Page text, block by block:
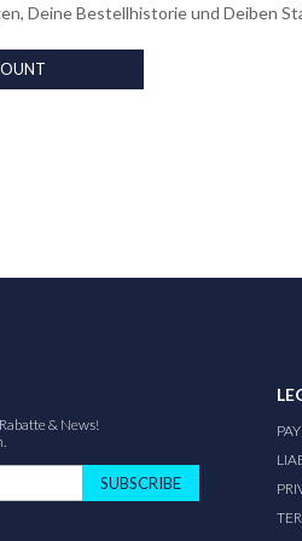
Deine Bestellhistorie und Deiben
& News!
SUBSCRIBE